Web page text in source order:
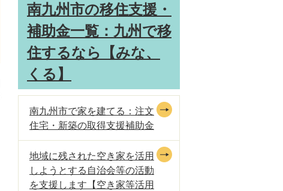
南九州市の移住支援・
補助金一覧：九州で移
住するなら【みな、
くる】
南九州市で家を建てる：注文
住宅・新築の取得支援補助金
地域に残された空き家を活用
しようとする自治会等の活動
を支援します【空き家等活用